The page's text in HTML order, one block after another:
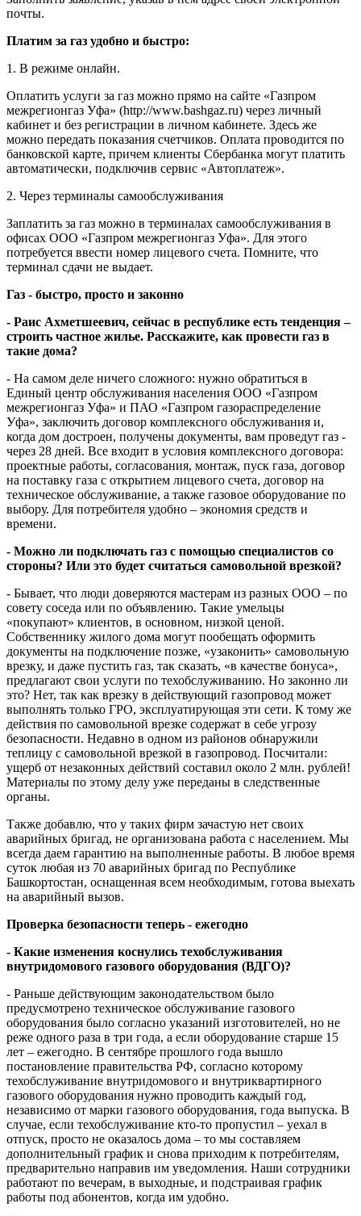
почты.
Платим за газ удобно и быстро:
1. В режиме онлайн.
Оплатить услуги за газ можно прямо на сайте «Газпром
межрегионгаз Уфа» (http://www.bashgaz.ru) через личный
кабинет и без регистрации в личном кабинете. Здесь же
можно передать показания счетчиков. Оплата проводится по
банковской карте, причем клиенты Сбербанка могут платить
автоматически, подключив сервис «Автоплатеж».
2. Через терминалы самообслуживания
Заплатить за газ можно в терминалах самообслуживания в
офисах ООО «Газпром межрегионгаз Уфа». Для этого
потребуется ввести номер лицевого счета. Помните, что
терминал сдачи не выдает.
Газ - быстро, просто и законно
- Раис Ахметшеевич, сейчас в республике есть тенденция –
строить частное жилье. Расскажите, как провести газ в
такие дома?
- На самом деле ничего сложного: нужно обратиться в
Единый центр обслуживания населения ООО «Газпром
межрегионгаз Уфа» и ПАО «Газпром газораспределение
Уфа», заключить договор комплексного обслуживания и,
когда дом достроен, получены документы, вам проведут газ -
через 28 дней. Все входит в условия комплексного договора:
проектные работы, согласования, монтаж, пуск газа, договор
на поставку газа с открытием лицевого счета, договор на
техническое обслуживание, а также газовое оборудование по
выбору. Для потребителя удобно – экономия средств и
времени.
- Можно ли подключать газ с помощью специалистов со
стороны? Или это будет считаться самовольной врезкой?
- Бывает, что люди доверяются мастерам из разных ООО – по
совету соседа или по объявлению. Такие умельцы
«покупают» клиентов, в основном, низкой ценой.
Собственнику жилого дома могут пообещать оформить
документы на подключение позже, «узаконить» самовольную
врезку, и даже пустить газ, так сказать, «в качестве бонуса»,
предлагают свои услуги по техобслуживанию. Но законно ли
это? Нет, так как врезку в действующий газопровод может
выполнять только ГРО, эксплуатирующая эти сети. К тому же
действия по самовольной врезке содержат в себе угрозу
безопасности. Недавно в одном из районов обнаружили
теплицу с самовольной врезкой в газопровод. Посчитали:
ущерб от незаконных действий составил около 2 млн. рублей!
Материалы по этому делу уже переданы в следственные
органы.
Также добавлю, что у таких фирм зачастую нет своих
аварийных бригад, не организована работа с населением. Мы
всегда даем гарантию на выполненные работы. В любое время
суток любая из 70 аварийных бригад по Республике
Башкортостан, оснащенная всем необходимым, готова выехать
на аварийный вызов.
Проверка безопасности теперь - ежегодно
- Какие изменения коснулись техобслуживания
внутридомового газового оборудования (ВДГО)?
- Раньше действующим законодательством было
предусмотрено техническое обслуживание газового
оборудования было согласно указаний изготовителей, но не
реже одного раза в три года, а если оборудование старше 15
лет – ежегодно. В сентябре прошлого года вышло
постановление правительства РФ, согласно которому
техобслуживание внутридомового и внутриквартирного
газового оборудования нужно проводить каждый год,
независимо от марки газового оборудования, года выпуска. В
случае, если техобслуживание кто-то пропустил – уехал в
отпуск, просто не оказалось дома – то мы составляем
дополнительный график и снова приходим к потребителям,
предварительно направив им уведомления. Наши сотрудники
работают по вечерам, в выходные, и подстраивая график
работы под абонентов, когда им удобно.